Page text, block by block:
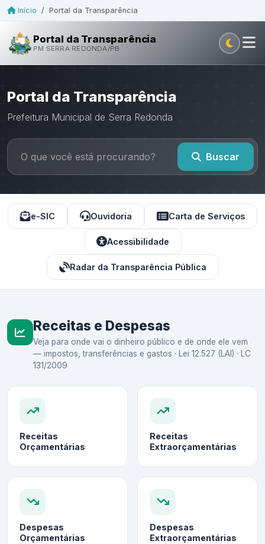
Início / Portal da Transparência
Portal da Transparência
PM SERRA REDONDA/PB
Portal da Transparência
Prefeitura Municipal de Serra Redonda
Buscar
e-SIC Ouvidoria Carta de Serviços
Acessibilidade
Radar da Transparência Pública
Receitas e Despesas
Veja para onde vai o dinheiro público e de onde ele vem
— impostos, transferências e gastos · Lei 12.527 (LAI) · LC
131/2009
Receitas
Orçamentárias
Receitas
Extraorçamentárias
Despesas
Orçamentárias
Despesas
Extraorçamentárias